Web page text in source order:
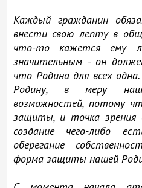
Каждый гражданин
внести свою лепту в
что-то кажется ему
значительным - он
что Родина для всех
Родину, в меру
возможностей, потому
защиты, и точка
создание чего-либо
оберегание
форма защиты нашей